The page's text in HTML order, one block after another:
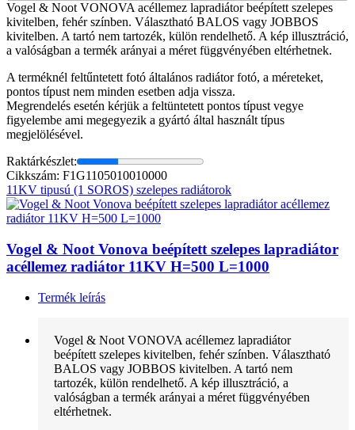
Vogel & Noot VONOVA acéllemez lapradiátor beépített szelepes
kivitelben, fehér színben. Választható BALOS vagy JOBBOS
kivitelben. A tartó nem tartozék, külön rendelhető. A kép illusztráció,
a valóságban a termék arányai a méret függvényében eltérhetnek.
A terméknél feltűntetett fotó általános radiátor fotó, a méreteket,
pontos típust nem minden esetben adja vissza.
Megrendelés esetén kérjük a feltüntetett pontos típust vegye
figyelembe ami megegyezik a gyártó által használt típus
megjelölésével.
Raktárkészlet:
Cikkszám: F1G1105010010000
11KV tipusú (1 SOROS) szelepes radiátorok
Vogel & Noot Vonova beépített szelepes lapradiátor
acéllemez radiátor 11KV H=500 L=1000
Termék leírás
Vogel & Noot VONOVA acéllemez lapradiátor
beépített szelepes kivitelben, fehér színben. Választható
BALOS vagy JOBBOS kivitelben. A tartó nem
tartozék, külön rendelhető. A kép illusztráció, a
valóságban a termék arányai a méret függvényében
eltérhetnek.